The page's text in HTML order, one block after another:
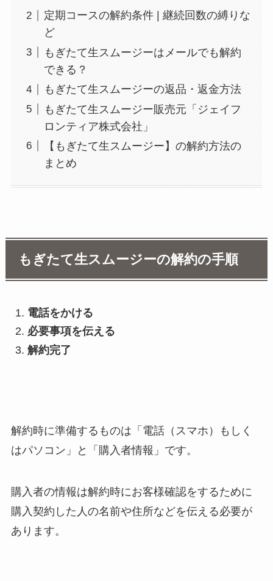
定期コースの解約条件 | 継続回数の縛りな
ど
もぎたて生スムージーはメールでも解約
できる？
もぎたて生スムージーの返品・返金方法
もぎたて生スムージー販売元「ジェイフ
ロンティア株式会社」
【もぎたて生スムージー】の解約方法の
まとめ
もぎたて生スムージーの解約の手順
電話をかける
必要事項を伝える
解約完了
解約時に準備するものは「電話（スマホ）もしく
はパソコン」と「購入者情報」です。
購入者の情報は解約時にお客様確認をするために
購入契約した人の名前や住所などを伝える必要が
あります。